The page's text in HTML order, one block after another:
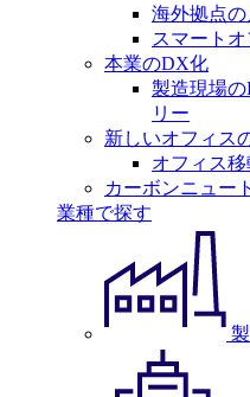
海外拠点
スマート
本業のDX化
製造現場
リー
新しいオフィス
オフィス
カーボンニュー
業種で探す